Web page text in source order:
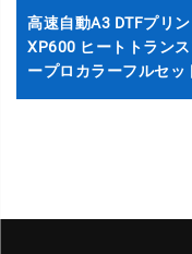
高速自動A3 DTFプリ
XP600 ヒートトラン
ープロカラーフルセッ